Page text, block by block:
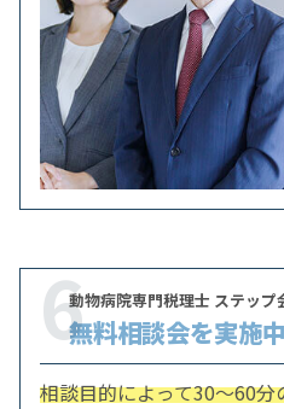
動物病院専門税理士 ステップ
6無料相談会を実施中
相談目的によって30～60